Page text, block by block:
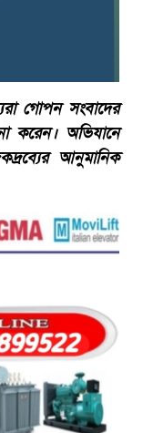
গোপন সংবাদের
করেন। অভিযানে
আনুমানিক